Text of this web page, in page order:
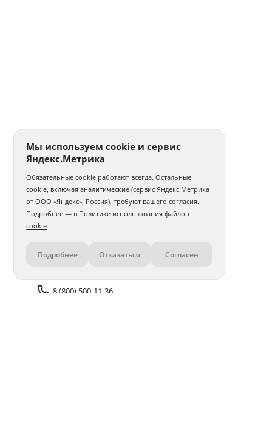
Контакты
8 (800) 500-11-36
Мы используем cookie и сервис
Яндекс.Метрика
Обязательные cookie работают всегда. Остальные
cookie, включая аналитические (сервис Яндекс.Метрика
от ООО «Яндекс», Россия), требуют вашего согласия.
Подробнее — в Политике использования файлов
cookie.
Подробнее Отказаться Согласен